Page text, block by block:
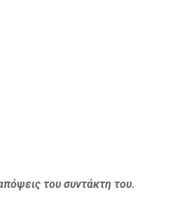
του συντάκτη του.